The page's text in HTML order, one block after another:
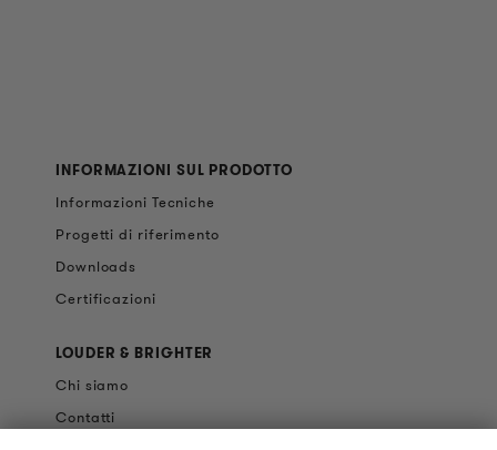
INFORMAZIONI SUL PRODOTTO
Informazioni Tecniche
Progetti di riferimento
Downloads
Certificazioni
LOUDER & BRIGHTER
Chi siamo
Contatti